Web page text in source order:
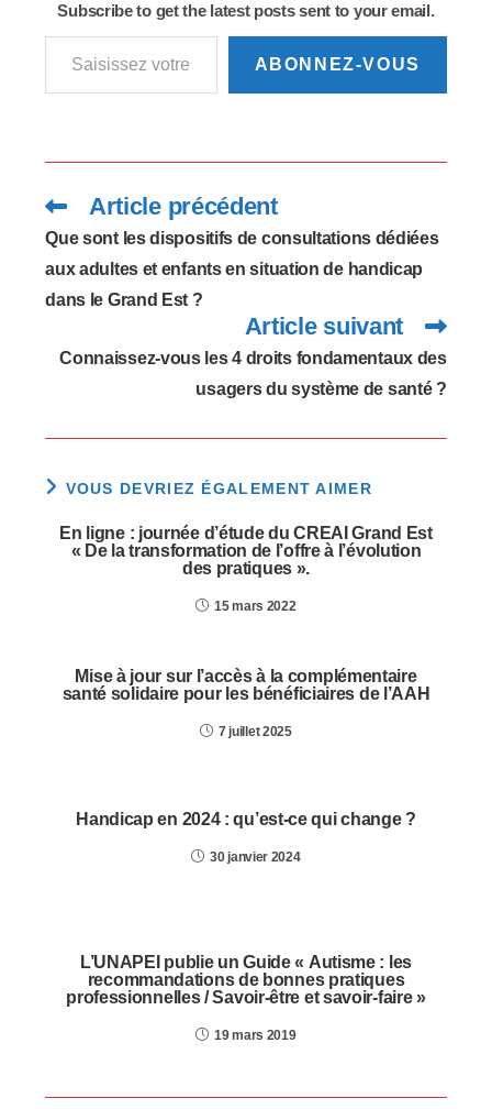
altérations des
compétences de
communication et
brochure s'adresse
aux professionnels…
Subscribe to get the latest posts sent to your email.
Saisissez votre adresse e-mail…
ABONNEZ-VOUS
Read
more
articles
Article précédent
Que sont les dispositifs de consultations dédiées
aux adultes et enfants en situation de handicap
dans le Grand Est ?
Article suivant
Connaissez-vous les 4 droits fondamentaux des
usagers du système de santé ?
VOUS DEVRIEZ ÉGALEMENT AIMER
En ligne : journée d’étude du CREAI Grand Est
« De la transformation de l’offre à l’évolution
des pratiques ».
15 mars 2022
Mise à jour sur l’accès à la complémentaire
santé solidaire pour les bénéficiaires de l’AAH
7 juillet 2025
Handicap en 2024 : qu’est-ce qui change ?
30 janvier 2024
L’UNAPEI publie un Guide « Autisme : les
recommandations de bonnes pratiques
professionnelles / Savoir-être et savoir-faire »
19 mars 2019